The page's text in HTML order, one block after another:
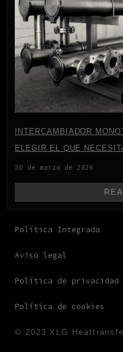
INTERCAMBIADOR
ELEGIR EL QUE
30 de marzo de 2026
Política Integrada
Aviso legal
Política de privacidad
Política de cookies
© 2023 XLG